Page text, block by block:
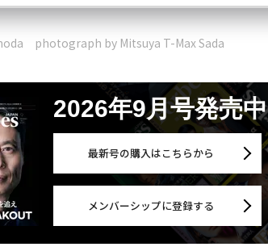
photograph by Mitsuya T-Max Sada
2026年9月号発売中
最新号の購入はこちらから
メンバーシップに登録する